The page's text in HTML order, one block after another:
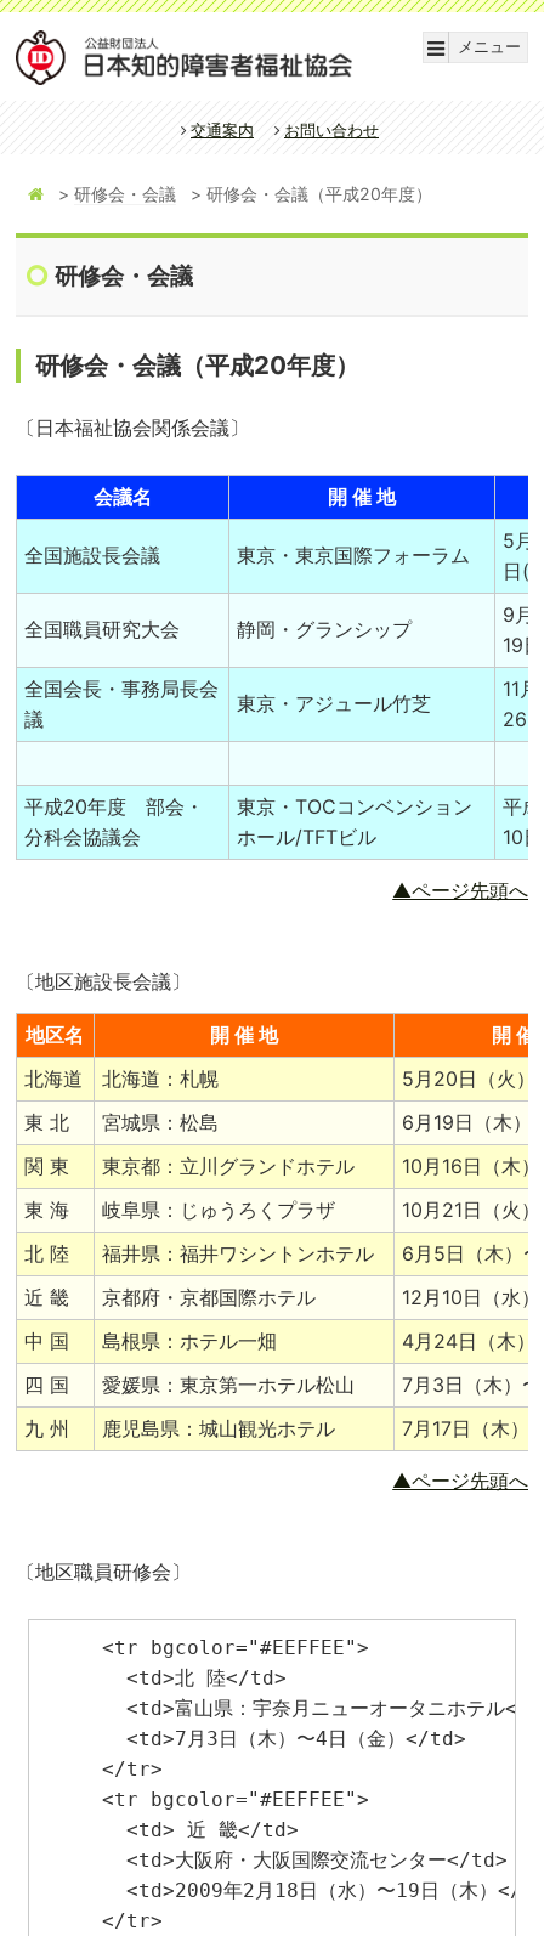
メニュー
交通案内 お問い合わせ
研修会・会議 研修会・会議（平成20年度）
研修会・会議
研修会・会議（平成20年度）
〔日本福祉協会関係会議〕
会議名 開 催 地
全国施設長会議 東京・東京国際フォーラム
5月
日(
全国職員研究大会 静岡・グランシップ
9月
19
全国会長・事務局長会
議
東京・アジュール竹芝
11
26
平成20年度 部会・
分科会協議会
東京・TOCコンベンション
ホール/TFTビル
平
10日
▲ページ先頭へ
〔地区施設長会議〕
地区名 開 催 地
開 催
北海道
北海道：札幌
5月20日（火）
東 北
宮城県：松島
6月19日（木）
関 東
東京都：立川グランドホテル
10月16日（木
東 海
岐阜県：じゅうろくプラザ
10月21日（火
北 陸
福井県：福井ワシントンホテル
6月5日（木）
近 畿
京都府・京都国際ホテル
12月10日（水
中 国
島根県：ホテル一畑
4月24日（木）
四 国
愛媛県：東京第一ホテル松山
7月3日（木）
九 州
鹿児島県：城山観光ホテル 7月17日（木）
▲ページ先頭へ
〔地区職員研修会〕
    <tr bgcolor="#EEFFEE">
      <td>北 陸</td>
<td>富山県：宇奈月ニューオータニホテル</
      <td>7月3日（木）〜4日（金）</td>
    </tr>
    <tr bgcolor="#EEFFEE">
      <td> 近 畿</td>
      <td>大阪府・大阪国際交流センター</td>
<td>2009年2月18日（水）〜19日（木）</
    </tr>